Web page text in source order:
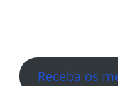
Receba os